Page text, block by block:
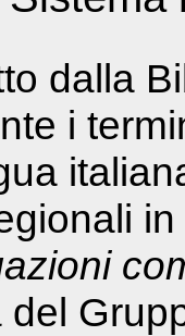
dalla
i
del